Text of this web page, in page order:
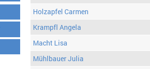
Holzapfel Carmen
Krampfl Angela
Macht Lisa
Mühlbauer Julia